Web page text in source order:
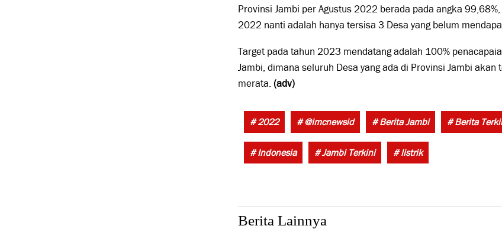
Provinsi Jambi per Agustus 2022 berada pada angka
2022 nanti adalah hanya tersisa 3 Desa yang belum
Target pada tahun 2023 mendatang adalah 100%
Jambi, dimana seluruh Desa yang ada di Provinsi Jambi
merata. (adv)
# 2022 # @imcnewsid # Berita Jambi # Berita
# Indonesia # Jambi Terkini # listrik
Berita Lainnya